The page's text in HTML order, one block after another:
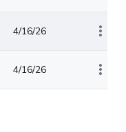
4/16/26
4/16/26